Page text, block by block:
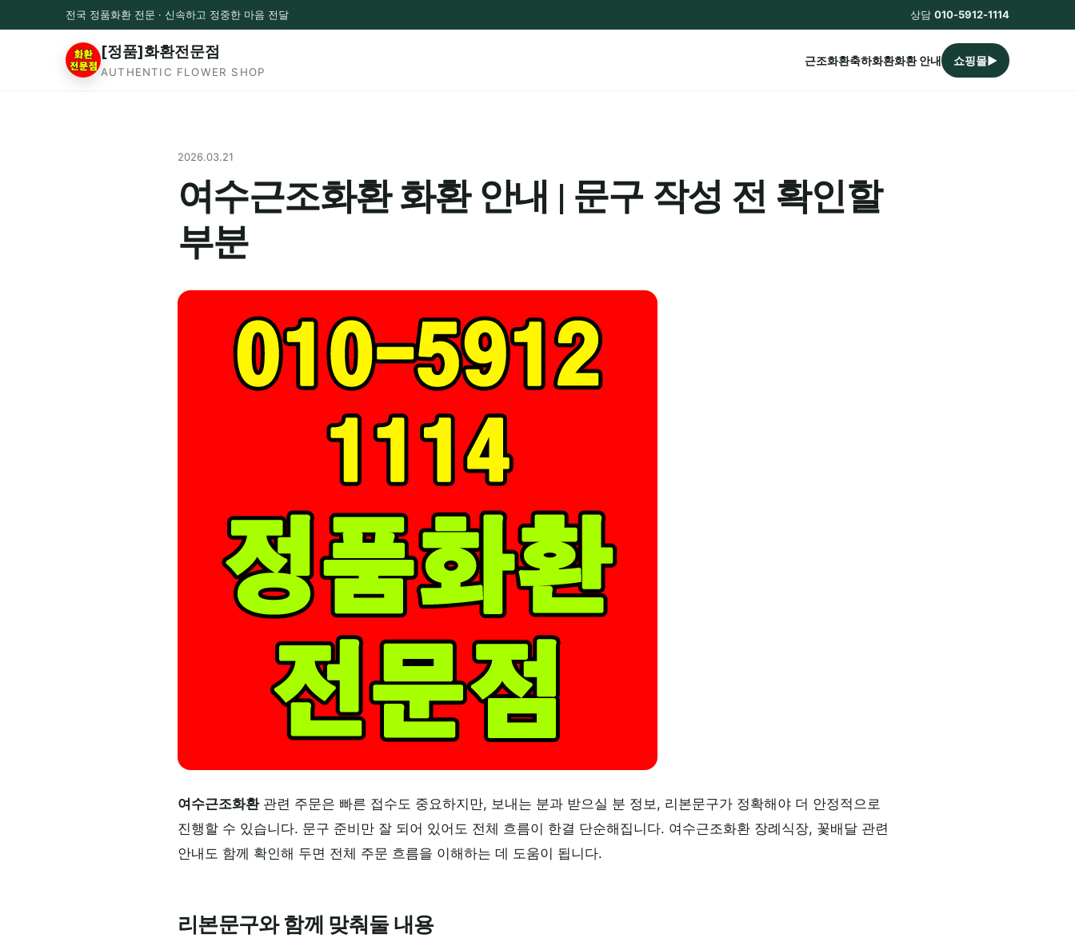
전국 정품화환 전문 · 신속하고 정중한 마음 전달 상담 010-5912-1114
[정품]화환전문점
AUTHENTIC FLOWER SHOP
근조화환축하화환화환 안내 쇼핑몰▶
2026.03.21
여수근조화환 화환 안내 | 문구 작성 전 확인할
부분
여수근조화환관련 주문은 빠른 접수도 중요하지만, 보내는 분과 받으실 분 정보, 리본문구가 정확해야 더 안정적으로
진행할 수 있습니다. 문구 준비만 잘 되어 있어도 전체 흐름이 한결 단순해집니다. 여수근조화환 장례식장, 꽃배달 관련
안내도 함께 확인해 두면 전체 주문 흐름을 이해하는 데 도움이 됩니다.
리본문구와 함께 맞춰둘 내용